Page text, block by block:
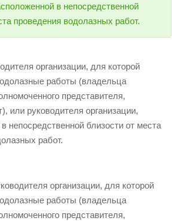
в непосредственной
проведения водолазных работ.
организации, для которой
работы (владельца
представителя,
или руководителя организации,
непосредственной близости от места
работ.
организации, для которой
работы (владельца
представителя,